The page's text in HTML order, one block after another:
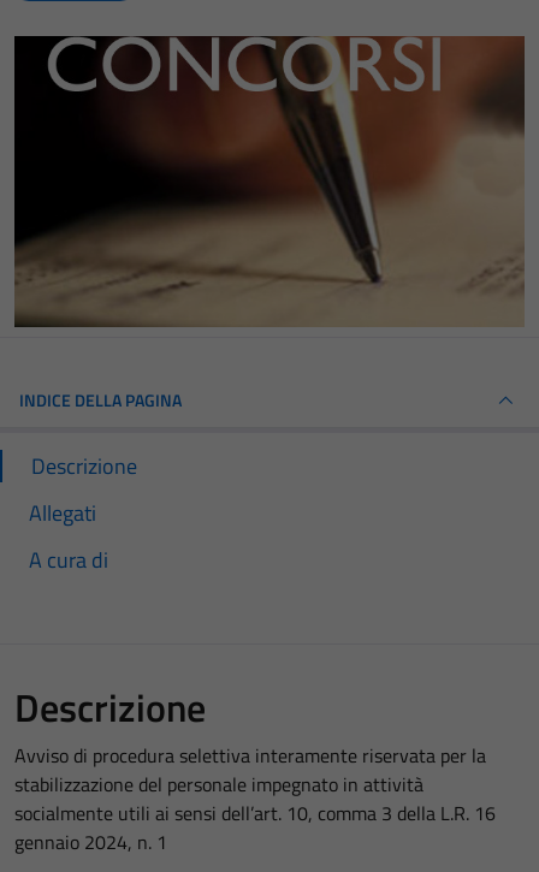
INDICE DELLA PAGINA
Descrizione
Allegati
A cura di
Descrizione
Avviso di procedura selettiva interamente riservata per la
stabilizzazione del personale impegnato in attività
socialmente utili ai sensi dell’art. 10, comma 3 della L.R. 16
gennaio 2024, n. 1